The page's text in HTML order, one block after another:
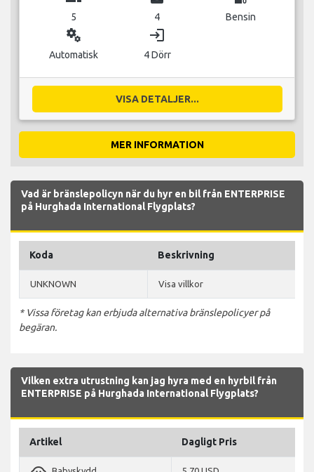
5 4 Bensin
miscellaneous_services
Automatisk
login
4 Dörr
VISA DETALJER...
MER INFORMATION
Vad är bränslepolicyn när du hyr en bil från ENTERPRISE
på Hurghada International Flygplats?
Koda Beskrivning
UNKNOWN Visa villkor
* Vissa företag kan erbjuda alternativa bränslepolicyer på
begäran.
Vilken extra utrustning kan jag hyra med en hyrbil från
ENTERPRISE på Hurghada International Flygplats?
Artikel Dagligt Pris